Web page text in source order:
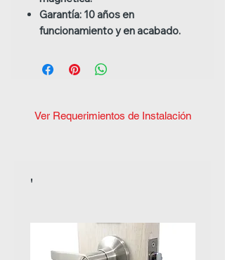
Garantía: 10 años en
funcionamiento y en acabado.
Ver Requerimientos de Instalación
'